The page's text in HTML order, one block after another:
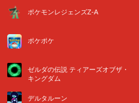
ポケモンレジェンズZ-A
ポケポケ
ゼルダの伝説 ティアーズオブザ・
キングダム
デルタルーン